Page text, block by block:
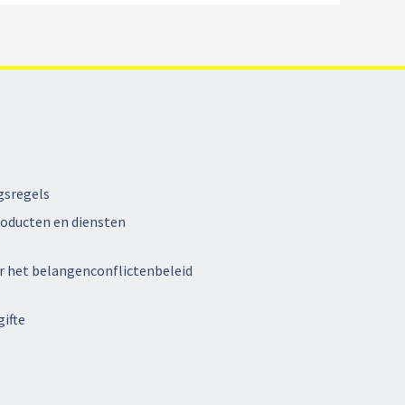
en diensten
het belangenconflictenbeleid